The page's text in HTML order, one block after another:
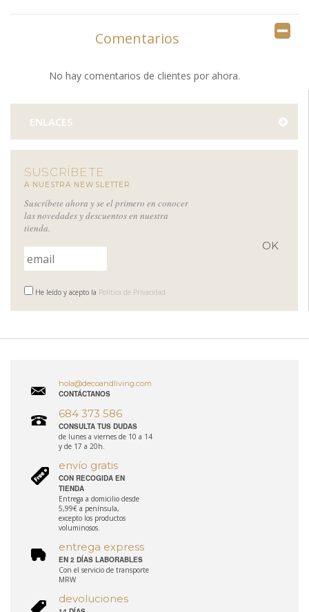
Comentarios
No hay comentarios de clientes por ahora.
ENLACES
SUSCRÍBETE
A NUESTRA NEWSLETTER
Suscríbete ahora y se el primero en conocer
las novedades y descuentos en nuestra
tienda.
He leído y acepto la Política de Privacidad
hola@decoandliving.com
CONTÁCTANOS
684 373 586
CONSULTA TUS DUDAS
de lunes a viernes de 10 a 14
y de 17 a 20h.
envío gratis
CON RECOGIDA EN
TIENDA
Entrega a domicilio desde
5,99€ a península,
excepto los productos
voluminosos.
entrega express
EN 2 DÍAS LABORABLES
Con el servicio de transporte
MRW
devoluciones